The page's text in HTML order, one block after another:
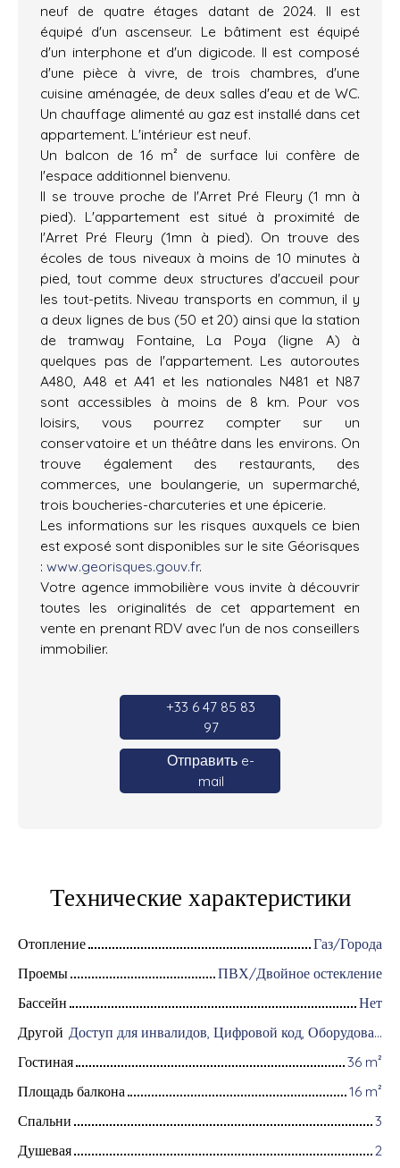
neuf de quatre étages datant de 2024. Il est
équipé d'un ascenseur. Le bâtiment est équipé
d'un interphone et d'un digicode. Il est composé
d'une pièce à vivre, de trois chambres, d'une
cuisine aménagée, de deux salles d'eau et de WC.
Un chauffage alimenté au gaz est installé dans cet
appartement. L'intérieur est neuf.
Un balcon de 16 m² de surface lui confère de
l'espace additionnel bienvenu.
Il se trouve proche de l'Arret Pré Fleury (1 mn à
pied). L'appartement est situé à proximité de
l'Arret Pré Fleury (1mn à pied). On trouve des
écoles de tous niveaux à moins de 10 minutes à
pied, tout comme deux structures d'accueil pour
les tout-petits. Niveau transports en commun, il y
a deux lignes de bus (50 et 20) ainsi que la station
de tramway Fontaine, La Poya (ligne A) à
quelques pas de l'appartement. Les autoroutes
A480, A48 et A41 et les nationales N481 et N87
sont accessibles à moins de 8 km. Pour vos
loisirs, vous pourrez compter sur un
conservatoire et un théâtre dans les environs. On
trouve également des restaurants, des
commerces, une boulangerie, un supermarché,
trois boucheries-charcuteries et une épicerie.
Les informations sur les risques auxquels ce bien
est exposé sont disponibles sur le site Géorisques
: www.georisques.gouv.fr.
Votre agence immobilière vous invite à découvrir
toutes les originalités de cet appartement en
vente en prenant RDV avec l'un de nos conseillers
immobilier.
+33 6 47 85 83
97
Отправить e-
mail
Технические характеристики
Отопление
Газ/Города
Проемы
ПВХ/Двойное остекление
Бассейн
Нет
Другой
Доступ для инвалидов, Цифровой код, Оборудование для домашней автоматизации, Оптоволоконный интернет, Интерком, Хранение велосипедов, Моторизованные ворота, Видеофон, Электрические жалюзи
Гостиная
36 m²
Площадь балкона
16 m²
Спальни
3
Душевая
2